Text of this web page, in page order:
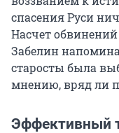
спасения Руси
Насчет
Забелин
старосты была
мнению, вряд ли
Эффективный